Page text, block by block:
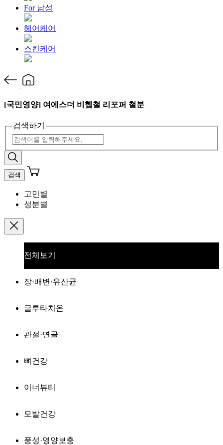
For 남성
헤어케어
스킨케어
[국민영양] 여에스더 비헴철 리포퍼 철분
검색하기
검색
고민별
성분별
전체보기
장·배변·유산균
글루타치온
관절·연골
뼈건강
이너뷰티
모발건강
풍성·영양보충